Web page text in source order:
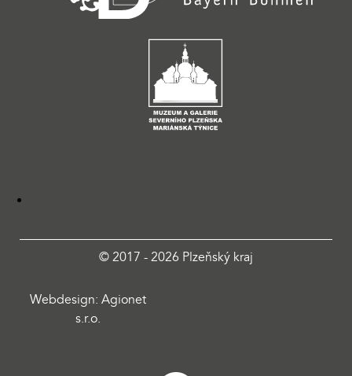
© 2017 - 2026 Plzeňský kraj
Webdesign: Agionet
s.r.o.